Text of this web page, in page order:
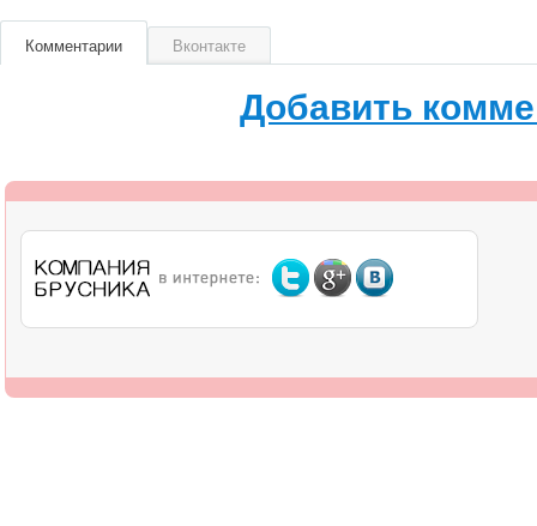
Комментарии Вконтакте
Добавить